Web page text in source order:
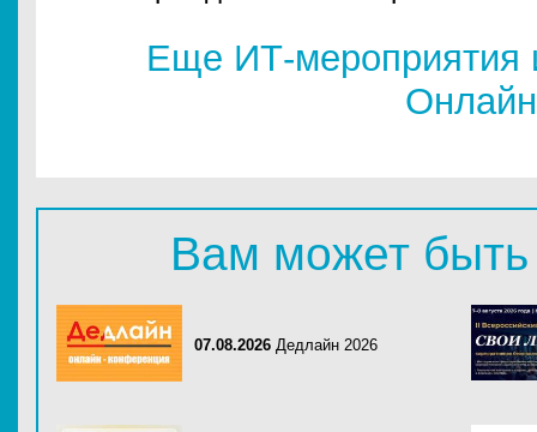
Еще ИТ-мероприятия
Онлайн
Вам может быть
07.08.2026 Дедлайн 2026